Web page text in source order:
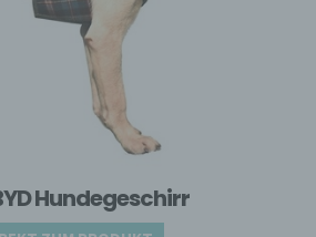
Hundegeschirr
/ LocalStorage